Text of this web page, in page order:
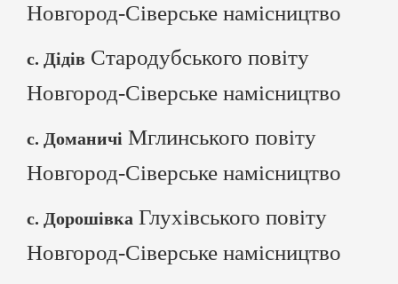
Новгород-Сіверське намісництво
с. Дідів Стародубського повіту
Новгород-Сіверське намісництво
с. Доманичі Мглинського повіту
Новгород-Сіверське намісництво
с. Дорошівка Глухівського повіту
Новгород-Сіверське намісництво